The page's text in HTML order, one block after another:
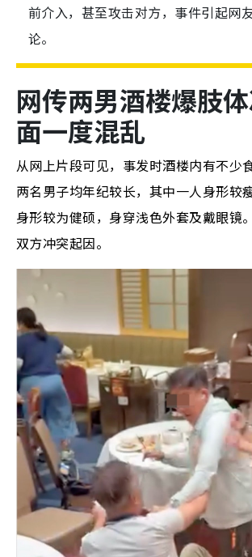
前介入，甚至攻击对方，事件引起网
论。
网传两男酒楼爆肢
面一度混乱
从网上片段可见，事发时酒楼内有不少
两名男子均年纪较长，其中一人身形较
身形较为健硕，身穿浅色外套及戴眼镜
双方冲突起因。